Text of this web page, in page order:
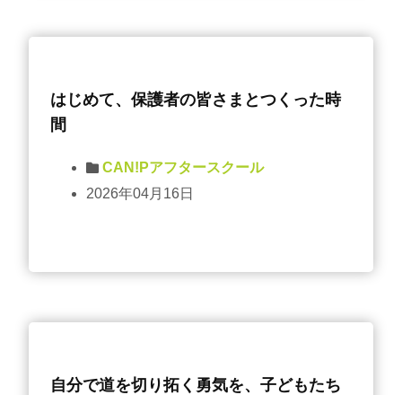
はじめて、保護者の皆さまとつくった時
間
CAN!Pアフタースクール
2026年04月16日
自分で道を切り拓く勇気を、子どもたち